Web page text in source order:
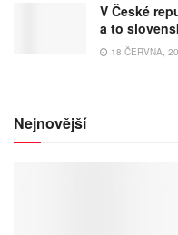
V České
a to
18 ČERVNA,
Nejnovější